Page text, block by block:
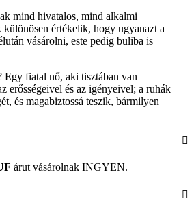
mind hivatalos, mind alkalmi
értékelik, hogy ugyanazt a
vásárolni, este pedig buliba is
Egy fiatal nő, aki tisztában van
erősségeivel és az igényeivel; a ruhák
és magabiztossá teszik, bármilyen
árut vásárolnak INGYEN.